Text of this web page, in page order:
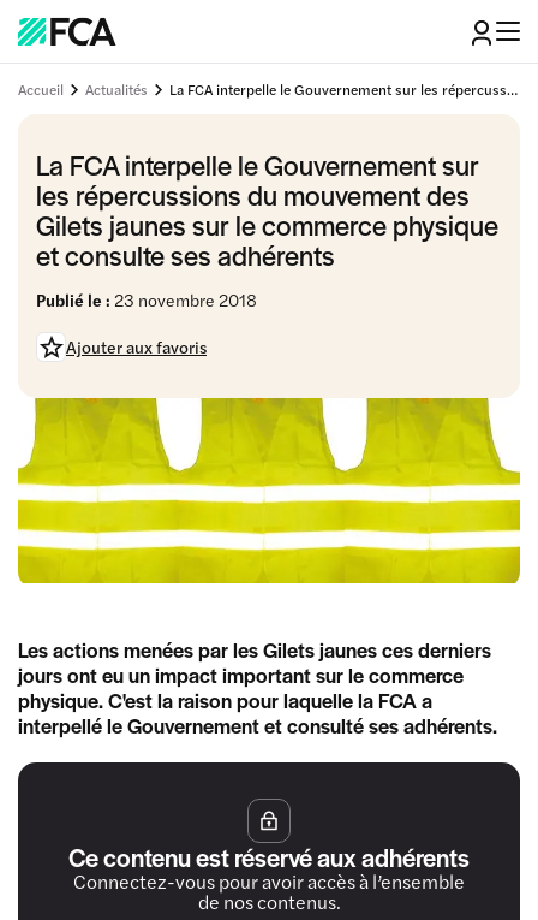
Accueil Actualités La FCA interpelle le Gouvernement sur les répercussions du mouvement des Gilets jaunes sur le commerce physique et consulte ses adhérents
La FCA interpelle le Gouvernement sur
les répercussions du mouvement des
Gilets jaunes sur le commerce physique
et consulte ses adhérents
Publié le : 23 novembre 2018
Ajouter aux favoris
Les actions menées par les Gilets jaunes ces derniers
jours ont eu un impact important sur le commerce
physique. C'est la raison pour laquelle la FCA a
interpellé le Gouvernement et consulté ses adhérents.
Ce contenu est réservé aux adhérents
Connectez-vous pour avoir accès à l’ensemble
de nos contenus.